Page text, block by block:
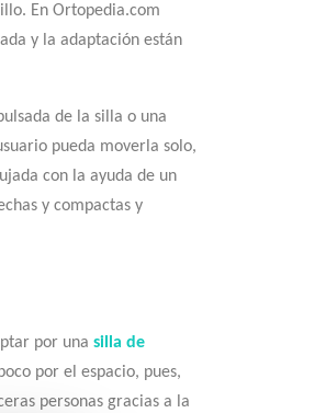
En Ortopedia.com
y la adaptación están
de la silla o una
pueda moverla solo,
con la ayuda de un
y compactas y
por una silla de
por el espacio, pues,
personas gracias a la